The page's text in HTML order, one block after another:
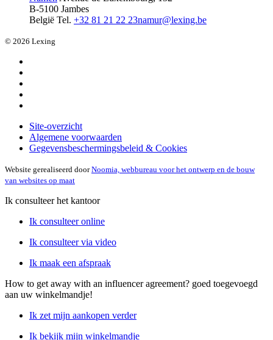
B-5100 Jambes
België Tel. +32 81 21 22 23namur@lexing.be
© 2026 Lexing
Site-overzicht
Algemene voorwaarden
Gegevensbeschermingsbeleid & Cookies
Website gerealiseerd doorNoomia, webbureau voor het ontwerp en de bouw
van websites op maat
Ik consulteer het kantoor
Ik consulteer online
Ik consulteer via video
Ik maak een afspraak
How to get away with an influencer agreement? goed toegevoegd
aan uw winkelmandje!
Ik zet mijn aankopen verder
Ik bekijk mijn winkelmandje